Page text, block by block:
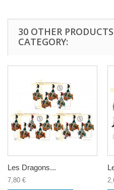
30 OTHER
CATEGORY:
Les Dragons...
7,80 €